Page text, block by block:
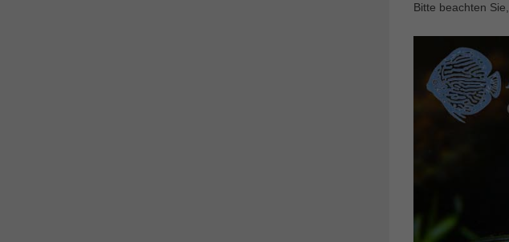
Bitte beachten